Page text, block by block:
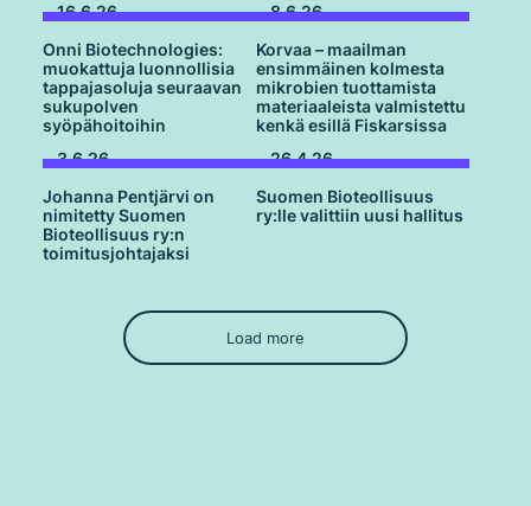
16.6.26
Onni Biotechnologies:
muokattuja luonnollisia
tappajasoluja seuraavan
sukupolven
syöpähoitoihin
8.6.26
Korvaa – maailman
ensimmäinen kolmesta
mikrobien tuottamista
materiaaleista valmistettu
kenkä esillä Fiskarsissa
3.6.26
Johanna Pentjärvi on
nimitetty Suomen
Bioteollisuus ry:n
toimitusjohtajaksi
26.4.26
Suomen Bioteollisuus
ry:lle valittiin uusi hallitus
Load more